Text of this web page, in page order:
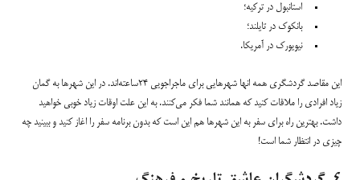
استانبول در ترکیه؛
بانکوک در تایلند؛
نیویورک در آمریکا.
این مقاصد گردشگری همه انها شهرهایی برای ماجراجویی ۲۴ساعته‌اند. در این شهرها به گمان
زیاد افرادی را ملاقات کنید که همانند شما فکر می‌کنند. به این علت اوقات زیاد خوبی خواهید
داشت. بهترین راه برای سفر به این شهرها هم این است که بدون برنامه سفر را اغاز کنید و ببینید چه
چیزی در انتظار شما است!